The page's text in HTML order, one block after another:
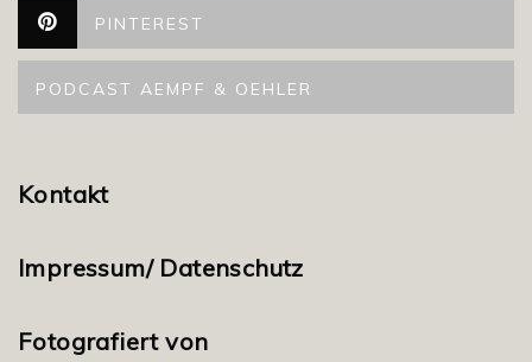
PINTEREST
PODCAST AEMPF & OEHLER
Kontakt
Impressum/ Datenschutz
Fotografiert von